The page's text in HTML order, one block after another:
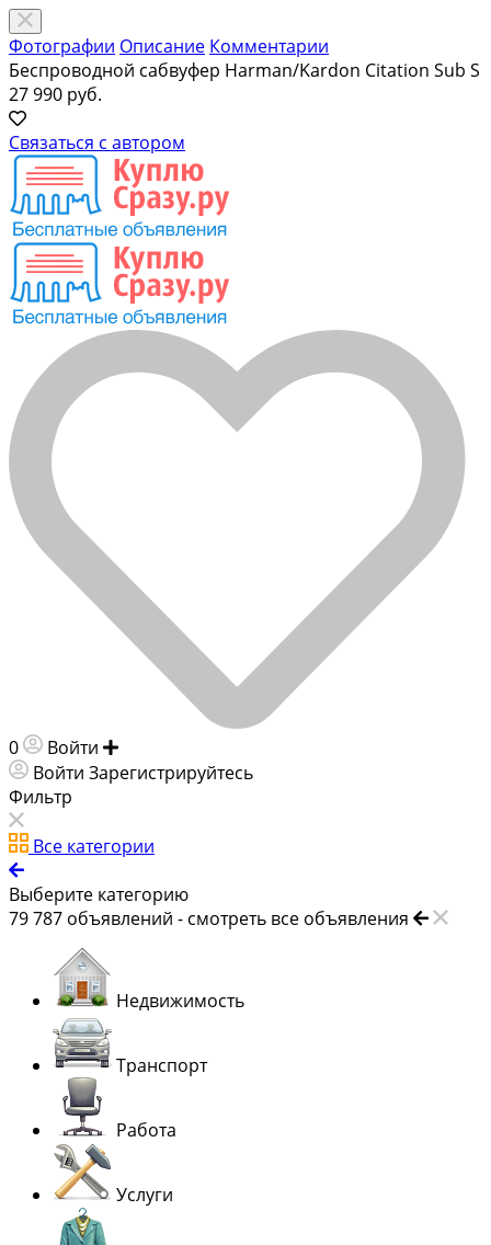
Фотографии Описание Комментарии
Беспроводной сабвуфер Harman/Kardon Citation Sub S
27 990 руб.
Связаться с автором
0 Войти
Войти Зарегистрируйтесь
Фильтр
Все категории
Выберите категорию
79 787 объявлений - смотреть все объявления
Недвижимость
Транспорт
Работа
Услуги